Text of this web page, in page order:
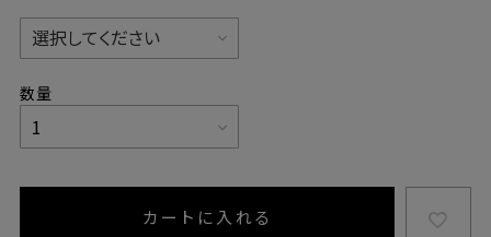
カートに入れる